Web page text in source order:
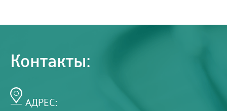
Контакты:
АДРЕС: